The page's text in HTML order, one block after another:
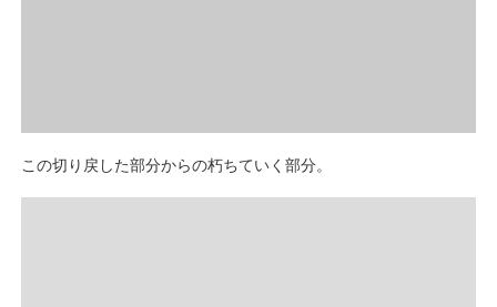
この切り戻した部分からの朽ちていく部分。